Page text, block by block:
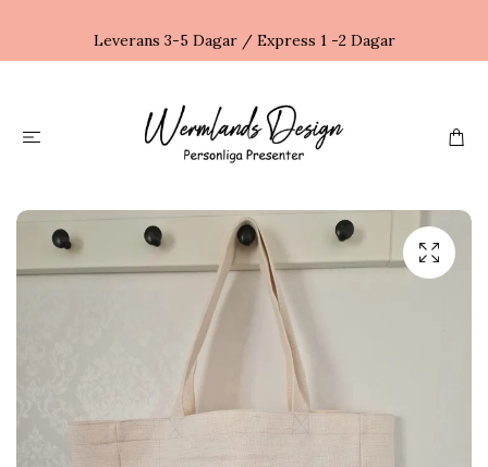
Leverans 3-5 Dagar / Express 1 -2 Dagar